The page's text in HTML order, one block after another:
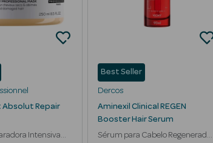
Absolut Repair
Intensiva
Best Seller
Dercos
Aminexil Clinical REGEN
Booster Hair Serum
Sérum para Cabelo Regenerador